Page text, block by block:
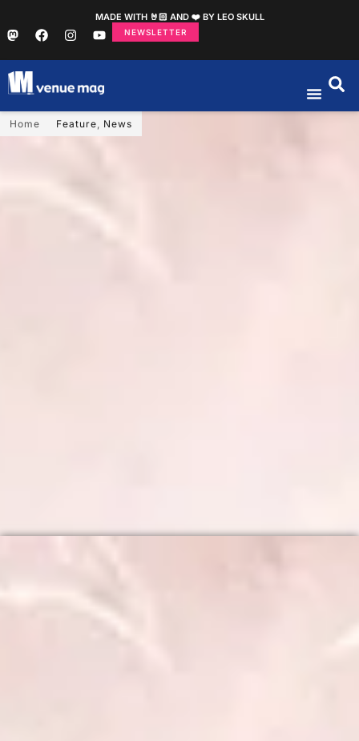
MADE WITH 🤘🏻 AND ❤️ BY LEO SKULL
NEWSLETTER
Home Feature, News